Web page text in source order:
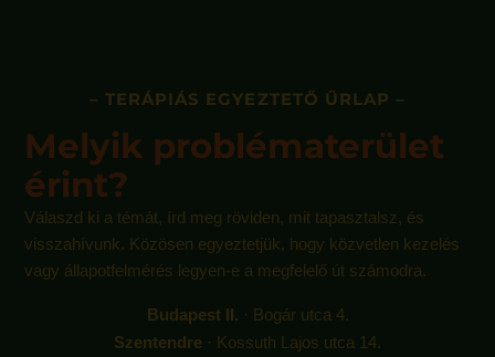
– TERÁPIÁS EGYEZTETŐ ŰRLAP –
Melyik problématerület
érint?
Válaszd ki a témát, írd meg röviden, mit tapasztalsz, és
visszahívunk. Közösen egyeztetjük, hogy közvetlen kezelés
vagy állapotfelmérés legyen-e a megfelelő út számodra.
Budapest II. · Bogár utca 4.
Szentendre · Kossuth Lajos utca 14.